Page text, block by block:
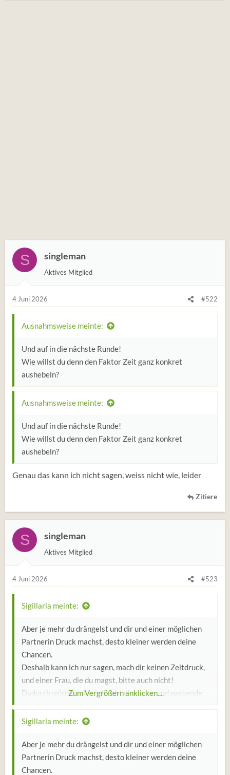
S singleman
Aktives Mitglied
4 Juni 2026 #522
Ausnahmsweise meinte:
Und auf in die nächste Runde!
Wie willst du denn den Faktor Zeit ganz konkret
aushebeln?
Ausnahmsweise meinte:
Und auf in die nächste Runde!
Wie willst du denn den Faktor Zeit ganz konkret
aushebeln?
Genau das kann ich nicht sagen, weiss nicht wie, leider
Zitiere
S singleman
Aktives Mitglied
4 Juni 2026 #523
Sigillaria meinte:
Aber je mehr du drängelst und dir und einer möglichen
Partnerin Druck machst, desto kleiner werden deine
Chancen.
Deshalb kann ich nur sagen, mach dir keinen Zeitdruck,
und einer Frau, die du magst, bitte auch nicht!
Dadurch würdest du vielleicht eine gute und passende
Partnerin verscheuchen, und das wäre doch schade.
Zum Vergrößern anklicken....
Sigillaria meinte:
Aber je mehr du drängelst und dir und einer möglichen
Partnerin Druck machst, desto kleiner werden deine
Chancen.